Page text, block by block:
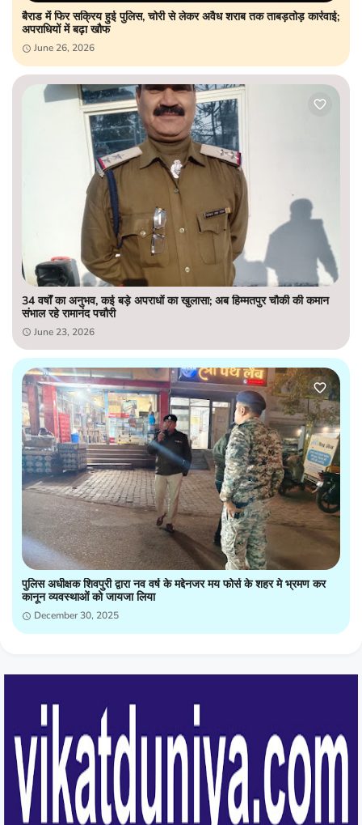
बैराड में फिर सक्रिय हुई पुलिस, चोरी से लेकर अवैध शराब तक ताबड़तोड़ कार्रवाई;
अपराधियों में बढ़ा खौफ
June 26, 2026
34 वर्षों का अनुभव, कई बड़े अपराधों का खुलासा; अब हिम्मतपुर चौकी की कमान
संभाल रहे रामानंद पचौरी
June 23, 2026
पुलिस अधीक्षक शिवपुरी द्वारा नव वर्ष के मद्देनजर मय फोर्स के शहर मे भ्रमण कर
कानून व्यवस्थाओं को जायजा लिया
December 30, 2025